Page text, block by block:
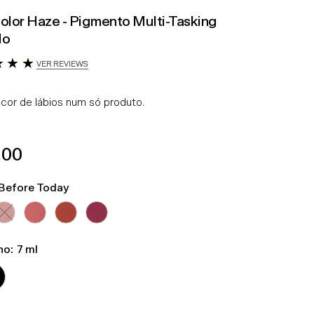
Haze - Pigmento Multi-Tasking
VER REVIEWS
cor de lábios num só produto.
Before Today
Variante esgotada ou indisponível
7 ml